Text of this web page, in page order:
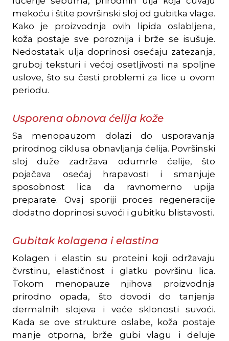
mekoću i štite površinski sloj od gubitka vlage.
Kako je proizvodnja ovih lipida oslabljena,
koža postaje sve poroznija i brže se isušuje.
Nedostatak ulja doprinosi osećaju zatezanja,
gruboj teksturi i većoj osetljivosti na spoljne
uslove, što su česti problemi za lice u ovom
periodu.
Usporena obnova ćelija kože
Sa menopauzom dolazi do usporavanja
prirodnog ciklusa obnavljanja ćelija. Površinski
sloj duže zadržava odumrle ćelije, što
pojačava osećaj hrapavosti i smanjuje
sposobnost lica da ravnomerno upija
preparate. Ovaj sporiji proces regeneracije
dodatno doprinosi suvoći i gubitku blistavosti.
Gubitak kolagena i elastina
Kolagen i elastin su proteini koji održavaju
čvrstinu, elastičnost i glatku površinu lica.
Tokom menopauze njihova proizvodnja
prirodno opada, što dovodi do tanjenja
dermalnih slojeva i veće sklonosti suvoći.
Kada se ove strukture oslabe, koža postaje
manje otporna, brže gubi vlagu i deluje